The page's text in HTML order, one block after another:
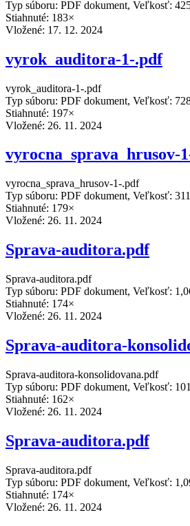
Typ súboru: PDF dokument, Veľkosť:
Stiahnuté: 183×
Vložené: 17. 12. 2024
vyrok_auditora-1-.pdf
vyrok_auditora-1-.pdf
Typ súboru: PDF dokument, Veľkosť:
Stiahnuté: 197×
Vložené: 26. 11. 2024
vyrocna_sprava_hrusov-
vyrocna_sprava_hrusov-1-.pdf
Typ súboru: PDF dokument, Veľkosť:
Stiahnuté: 179×
Vložené: 26. 11. 2024
Sprava-auditora.pdf
Sprava-auditora.pdf
Typ súboru: PDF dokument, Veľkosť:
Stiahnuté: 174×
Vložené: 26. 11. 2024
Sprava-auditora-
Sprava-auditora-konsolidovana.pdf
Typ súboru: PDF dokument, Veľkosť:
Stiahnuté: 162×
Vložené: 26. 11. 2024
Sprava-auditora.pdf
Sprava-auditora.pdf
Typ súboru: PDF dokument, Veľkosť:
Stiahnuté: 174×
Vložené: 26. 11. 2024